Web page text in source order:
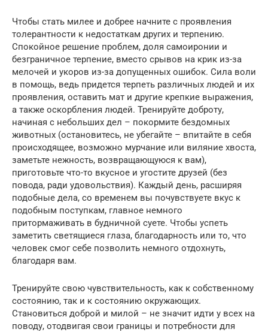
Чтобы стать милее и добрее начните с проявления
толерантности к недостаткам других и терпению.
Спокойное решение проблем, доля самоиронии и
безграничное терпение, вместо срывов на крик из-за
мелочей и укоров из-за допущенных ошибок. Сила воли
в помощь, ведь придется терпеть различных людей и их
проявления, оставить мат и другие крепкие выражения,
а также оскорбления людей. Тренируйте доброту,
начиная с небольших дел – покормите бездомных
животных (остановитесь, не убегайте – впитайте в себя
происходящее, возможно мурчание или виляние хвоста,
заметьте нежность, возвращающуюся к вам),
приготовьте что-то вкусное и угостите друзей (без
повода, ради удовольствия). Каждый день, расширяя
подобные дела, со временем вы почувствуете вкус к
подобным поступкам, главное немного
притормаживать в будничной суете. Чтобы успеть
заметить светящиеся глаза, благодарность или то, что
человек смог себе позволить немного отдохнуть,
благодаря вам.
Тренируйте свою чувствительность, как к собственному
состоянию, так и к состоянию окружающих.
Становиться доброй и милой – не значит идти у всех на
поводу, отодвигая свои границы и потребности для